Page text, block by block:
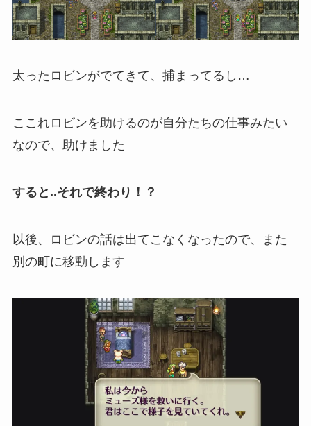
太ったロビンがでてきて、捕まってるし…
ここれロビンを助けるのが自分たちの仕事みたい
なので、助けました
すると..それで終わり！？
以後、ロビンの話は出てこなくなったので、また
別の町に移動します